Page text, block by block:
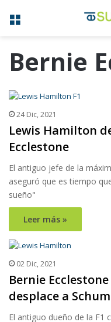
Menú
Bernie
24 Dic, 2021
Lewis Hamilton
Ecclestone
El antiguo jefe de la
aseguró que es tiempo
sueño"
Leer más »
02 Dic, 2021
Bernie
desplace a
El antiguo dueño de la F1